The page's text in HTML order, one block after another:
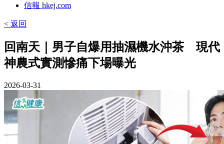
信報 hkej.com
< 返回
回南天｜男子自爆用抽濕機水沖茶 現代
神農式實測慘痛下場曝光
2026-03-31